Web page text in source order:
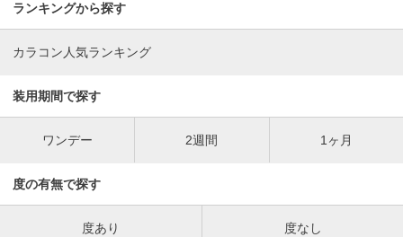
ランキングから探す
カラコン人気ランキング
装用期間で探す
ワンデー 2週間 1ヶ月
度の有無で探す
度あり 度なし